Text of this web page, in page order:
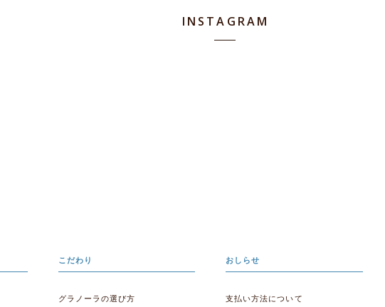
INSTAGRAM
こだわり
グラノーラの選び方
おしらせ
支払い方法について